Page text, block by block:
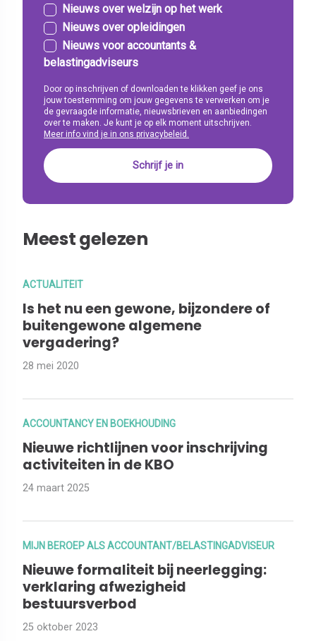
Nieuws over welzijn op het werk
Nieuws over opleidingen
Nieuws voor accountants &
belastingadviseurs
Door op inschrijven of downloaden te klikken geef je ons
jouw toestemming om jouw gegevens te verwerken om je
de gevraagde informatie, nieuwsbrieven en aanbiedingen
over te maken. Je kunt je op elk moment uitschrijven.
Meer info vind je in ons privacybeleid.
Meest gelezen
ACTUALITEIT
Is het nu een gewone, bijzondere of
buitengewone algemene
vergadering?
28 mei 2020
ACCOUNTANCY EN BOEKHOUDING
Nieuwe richtlijnen voor inschrijving
activiteiten in de KBO
24 maart 2025
MIJN BEROEP ALS ACCOUNTANT/BELASTINGADVISEUR
Nieuwe formaliteit bij neerlegging:
verklaring afwezigheid
bestuursverbod
25 oktober 2023